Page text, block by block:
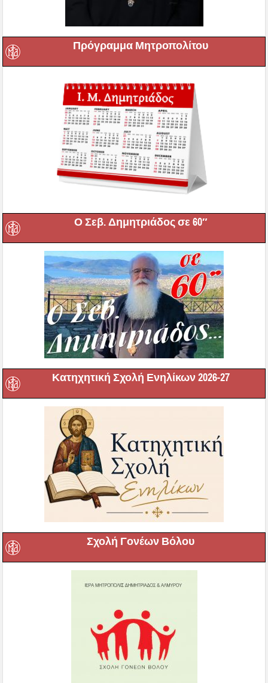
Πρόγραμμα Μητροπολίτου
Ο Σεβ. Δημητριάδος σε 60″
Κατηχητική Σχολή Ενηλίκων 2026-27
Σχολή Γονέων Βόλου